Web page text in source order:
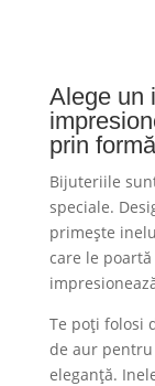
Alege un
prin
Bijuteriile
speciale.
primește
care le
Te poți folosi
de aur
eleganță.